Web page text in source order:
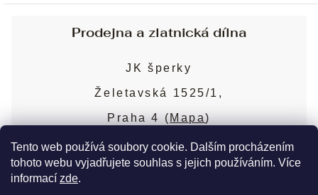
Tento web používá soubory cookie. Dalším procházením
tohoto webu vyjadřujete souhlas s jejich používáním. Více
informací zde.
Sjednání osobní schůzky
Obchodní podmínky
Puncovní značky
Blog
Nejčastější dotazy
Prodejna a zlatnická dílna
JK šperky
Želetavská 1525/1,
Praha 4 ( Mapa)
Více o prodejně